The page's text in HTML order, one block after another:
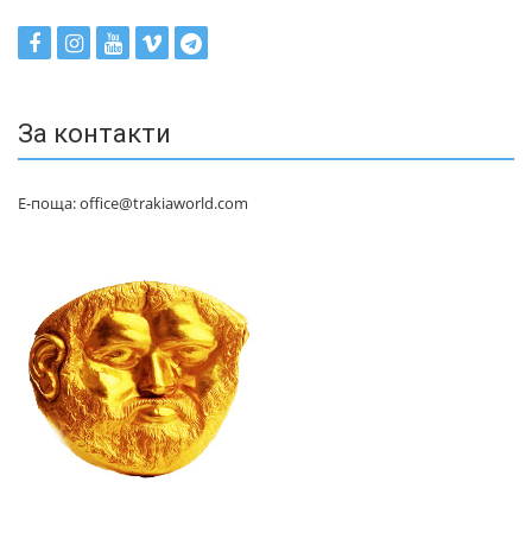
За контакти
Е-поща: office@trakiaworld.com